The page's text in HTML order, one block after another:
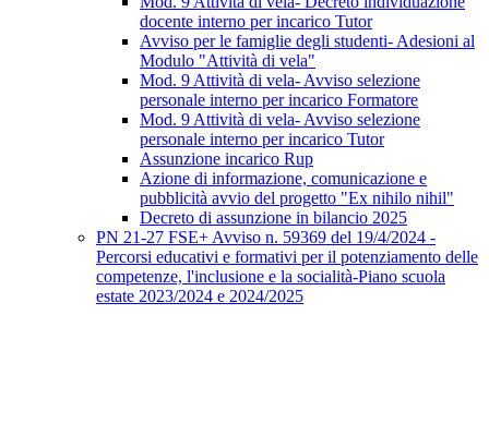
docente interno per incarico Tutor
Avviso per le famiglie degli studenti- Adesioni al
Modulo "Attività di vela"
Mod. 9 Attività di vela- Avviso selezione
personale interno per incarico Formatore
Mod. 9 Attività di vela- Avviso selezione
personale interno per incarico Tutor
Assunzione incarico Rup
Azione di informazione, comunicazione e
pubblicità avvio del progetto "Ex nihilo nihil"
Decreto di assunzione in bilancio 2025
PN 21-27 FSE+ Avviso n. 59369 del 19/4/2024 -
Percorsi educativi e formativi per il potenziamento delle
competenze, l'inclusione e la socialità-Piano scuola
estate 2023/2024 e 2024/2025